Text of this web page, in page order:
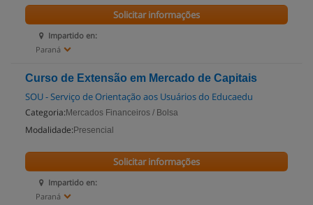
Impartido en:
Paraná
Solicitar informações
Curso de Extensão em Mercado de Capitais
SOU - Serviço de Orientação aos Usuários do Educaedu
Categoria: Mercados Financeiros / Bolsa
Modalidade: Presencial
Impartido en:
Paraná
Solicitar informações